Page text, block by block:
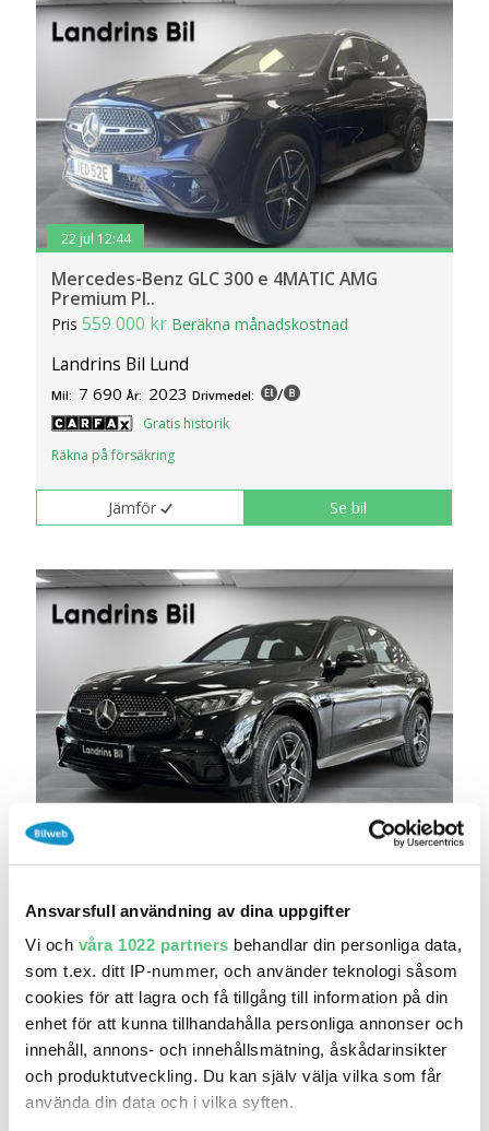
Ansvarsfull användning av dina uppgifter
Vi och våra 1022 partners behandlar din personliga data,
som t.ex. ditt IP-nummer, och använder teknologi såsom
cookies för att lagra och få tillgång till information på din
enhet för att kunna tillhandahålla personliga annonser och
innehåll, annons- och innehållsmätning, åskådarinsikter
och produktutveckling. Du kan själv välja vilka som får
använda din data och i vilka syften.
22 jul 12:44
Mercedes-Benz GLC 300 e 4MATIC AMG
Premium Pl..
Pris559 000 kr Beräkna månadskostnad
Landrins Bil Lund
Mil: 7 690 År: 2023 Drivmedel: /
Gratis historik
Räkna på försäkring
Jämför Se bil
15 jul 12:43
Mercedes-Benz GLC 300 d e 4MATIC 9G-Tronic
Pris549 000 kr Beräkna månadskostnad
Landrins Bil Lund
Mil: 9 055 År: 2024 Drivmedel: /
Gratis historik (11)
Räkna på försäkring